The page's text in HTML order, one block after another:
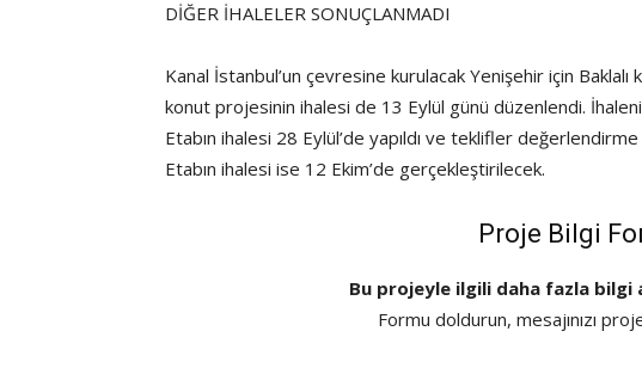
DİĞER İHALELER SONUÇLANMADI
Kanal İstanbul’un çevresine kurulacak Yenişehir için
konut projesinin ihalesi de 13 Eylül günü düzenlendi.
Etabın ihalesi 28 Eylül’de yapıldı ve teklifler
Etabın ihalesi ise 12 Ekim’de gerçekleştirilecek.
Proje Bilgi
Bu projeyle ilgili daha fazla bilgi
Formu doldurun, mesajınızı